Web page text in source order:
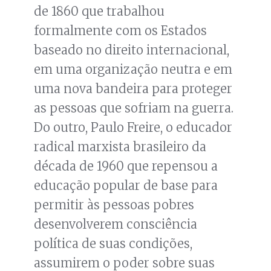
de 1860 que trabalhou
formalmente com os Estados
baseado no direito internacional,
em uma organização neutra e em
uma nova bandeira para proteger
as pessoas que sofriam na guerra.
Do outro, Paulo Freire, o educador
radical marxista brasileiro da
década de 1960 que repensou a
educação popular de base para
permitir às pessoas pobres
desenvolverem consciência
política de suas condições,
assumirem o poder sobre suas